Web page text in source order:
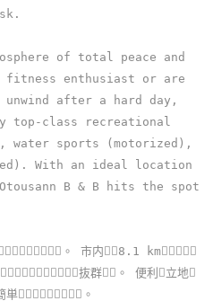
of total peace and
fitness enthusiast or are
after a hard day,
top-class recreational
water sports (motorized),
With an ideal location
B & B hits the spot
。 市内8.1 km
抜群。 便利立地
単。